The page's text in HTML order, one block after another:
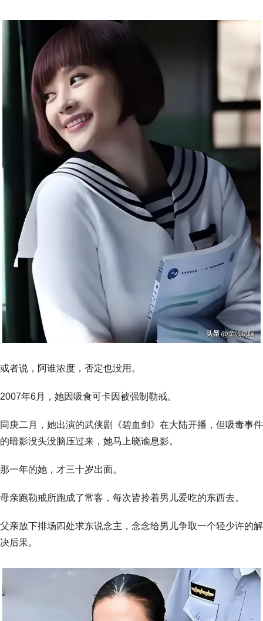
或者说，阿谁浓度，否定也没用。
2007年6月，她因吸食可卡因被强制勒戒。
同庚二月，她出演的武侠剧《碧血剑》在大陆开播，但吸毒事件
的暗影没头没脑压过来，她马上晓谕息影。
那一年的她，才三十岁出面。
母亲跑勒戒所跑成了常客，每次皆拎着男儿爱吃的东西去。
父亲放下排场四处求东说念主，念念给男儿争取一个轻少许的解
决后果。